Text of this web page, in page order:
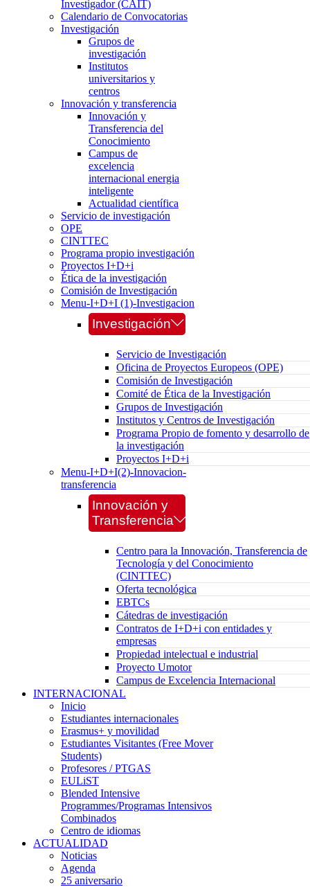
Investigador (CAIT)
Calendario de Convocatorias
Investigación
Grupos de
investigación
Institutos
universitarios y
centros
Innovación y transferencia
Innovación y
Transferencia del
Conocimiento
Campus de
excelencia
internacional energia
inteligente
Actualidad científica
Servicio de investigación
OPE
CINTTEC
Programa propio investigación
Proyectos I+D+i
Ética de la investigación
Comisión de Investigación
Menu-I+D+I (1)-Investigacion
Investigación
Servicio de Investigación
Oficina de Proyectos Europeos (OPE)
Comisión de Investigación
Comité de Ética de la Investigación
Grupos de Investigación
Institutos y Centros de Investigación
Programa Propio de fomento y desarrollo de
la investigación
Proyectos I+D+i
Menu-I+D+I(2)-Innovacion-
transferencia
Innovación y
Transferencia
Centro para la Innovación, Transferencia de
Tecnología y del Conocimiento
(CINTTEC)
Oferta tecnológica
EBTCs
Cátedras de investigación
Contratos de I+D+i con entidades y
empresas
Propiedad intelectual e industrial
Proyecto Umotor
Campus de Excelencia Internacional
INTERNACIONAL
Inicio
Estudiantes internacionales
Erasmus+ y movilidad
Estudiantes Visitantes (Free Mover
Students)
Profesores / PTGAS
EULiST
Blended Intensive
Programmes/Programas Intensivos
Combinados
Centro de idiomas
ACTUALIDAD
Noticias
Agenda
25 aniversario